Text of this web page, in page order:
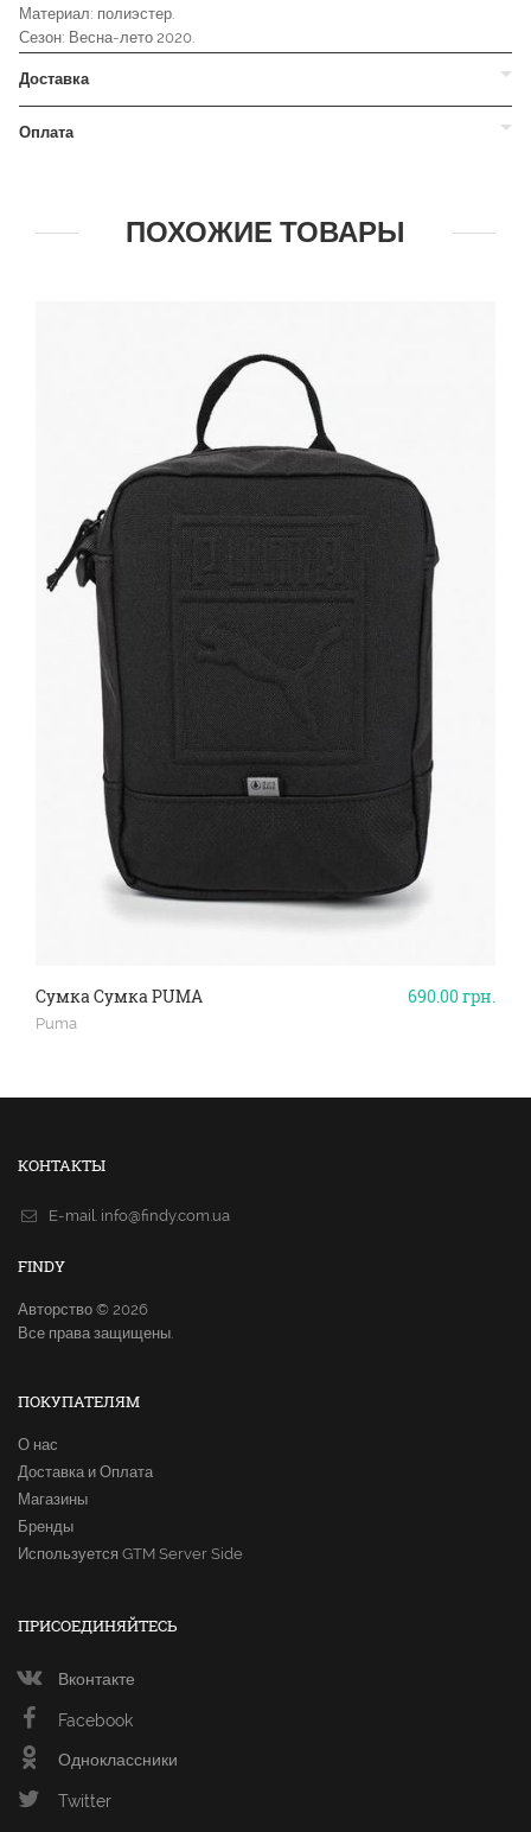
Материал: полиэстер.
Сезон: Весна-лето 2020.
Доставка
Оплата
ПОХОЖИЕ ТОВАРЫ
690.00грн.
Сумка Сумка PUMA
Puma
КОНТАКТЫ
E-mail. info@findy.com.ua
FINDY
Авторство © 2026
Все права защищены.
ПОКУПАТЕЛЯМ
О нас
Доставка и Оплата
Магазины
Бренды
Используется GTM Server Side
ПРИСОЕДИНЯЙТЕСЬ
Вконтакте
Facebook
Одноклассники
Twitter